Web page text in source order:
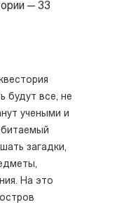
— 33
будут все, не
учеными и
загадки,
На это